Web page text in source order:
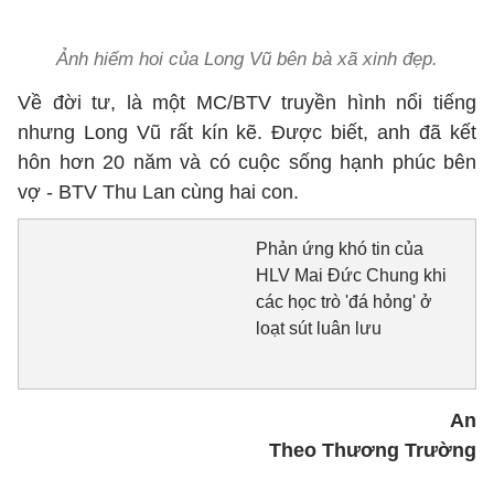
Ảnh hiếm hoi của Long Vũ bên bà xã xinh đẹp.
Về đời tư, là một MC/BTV truyền hình nổi tiếng
nhưng Long Vũ rất kín kẽ. Được biết, anh đã kết
hôn hơn 20 năm và có cuộc sống hạnh phúc bên
vợ - BTV Thu Lan cùng hai con.
Phản ứng khó tin của
HLV Mai Đức Chung khi
các học trò 'đá hỏng' ở
loạt sút luân lưu
An
Theo Thương Trường